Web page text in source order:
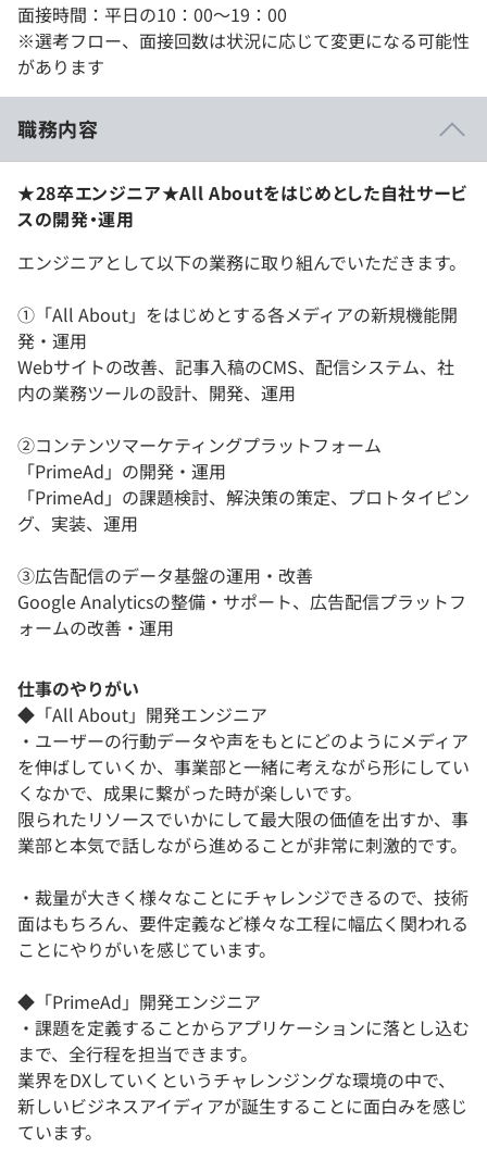
面接時間：平日の10：00～19：00
※選考フロー、面接回数は状況に応じて変更になる可能性
があります
職務内容
★28卒エンジニア★All Aboutをはじめとした自社サービ
スの開発・運用
エンジニアとして以下の業務に取り組んでいただきます。
①「All About」をはじめとする各メディアの新規機能開
発・運用
Webサイトの改善、記事入稿のCMS、配信システム、社
内の業務ツールの設計、開発、運用
②コンテンツマーケティングプラットフォーム
「PrimeAd」の開発・運用
「PrimeAd」の課題検討、解決策の策定、プロトタイピン
グ、実装、運用
③広告配信のデータ基盤の運用・改善
Google Analyticsの整備・サポート、広告配信プラットフ
ォームの改善・運用
仕事のやりがい
◆「All About」開発エンジニア
・ユーザーの行動データや声をもとにどのようにメディア
を伸ばしていくか、事業部と一緒に考えながら形にしてい
くなかで、成果に繋がった時が楽しいです。
限られたリソースでいかにして最大限の価値を出すか、事
業部と本気で話しながら進めることが非常に刺激的です。
・裁量が大きく様々なことにチャレンジできるので、技術
面はもちろん、要件定義など様々な工程に幅広く関われる
ことにやりがいを感じています。
◆「PrimeAd」開発エンジニア
・課題を定義することからアプリケーションに落とし込む
まで、全行程を担当できます。
業界をDXしていくというチャレンジングな環境の中で、
新しいビジネスアイディアが誕生することに面白みを感じ
ています。